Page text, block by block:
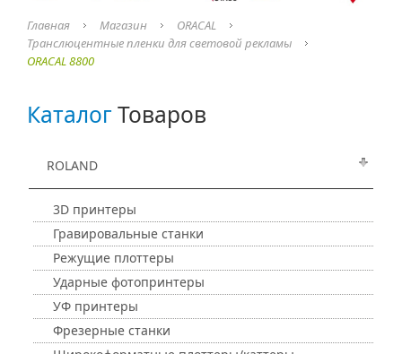
Главная Магазин
ORACAL
Транслюцентные пленки для световой рекламы
ORACAL 8800
КаталогТоваров
ROLAND
3D принтеры
Гравировальные станки
Режущие плоттеры
Ударные фотопринтеры
УФ принтеры
Фрезерные станки